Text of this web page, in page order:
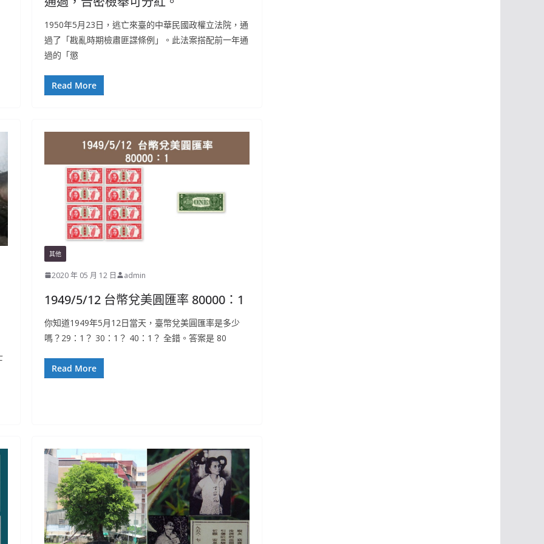
1950年5月23日，逃亡來臺的中華民國政權立法院，通
過了「戡亂時期檢肅匪諜條例」。此法案搭配前一年通
過的「懲
Read More
其他
2020 年 05 月 12 日 admin
1949/5/12 台幣兌美圓匯率 80000：1
你知道1949年5月12日當天，臺幣兌美圓匯率是多少
嗎？29：1？ 30：1？ 40：1？ 全錯。答案是 80
Read More